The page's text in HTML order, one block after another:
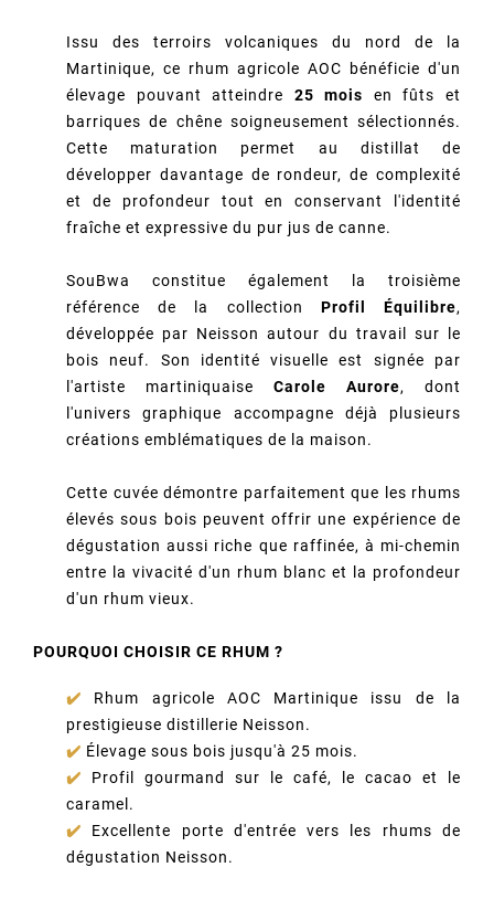
Issu des terroirs volcaniques du nord de la
Martinique, ce rhum agricole AOC bénéficie d'un
élevage pouvant atteindre 25 mois en fûts et
barriques de chêne soigneusement sélectionnés.
Cette maturation permet au distillat de
développer davantage de rondeur, de complexité
et de profondeur tout en conservant l'identité
fraîche et expressive du pur jus de canne.
SouBwa constitue également la troisième
référence de la collection Profil Équilibre,
développée par Neisson autour du travail sur le
bois neuf. Son identité visuelle est signée par
l'artiste martiniquaise Carole Aurore, dont
l'univers graphique accompagne déjà plusieurs
créations emblématiques de la maison.
Cette cuvée démontre parfaitement que les rhums
élevés sous bois peuvent offrir une expérience de
dégustation aussi riche que raffinée, à mi-chemin
entre la vivacité d'un rhum blanc et la profondeur
d'un rhum vieux.
POURQUOI CHOISIR CE RHUM ?
✔️ Rhum agricole AOC Martinique issu de la
prestigieuse distillerie Neisson.
✔️ Élevage sous bois jusqu'à 25 mois.
✔️ Profil gourmand sur le café, le cacao et le
caramel.
✔️ Excellente porte d'entrée vers les rhums de
dégustation Neisson.